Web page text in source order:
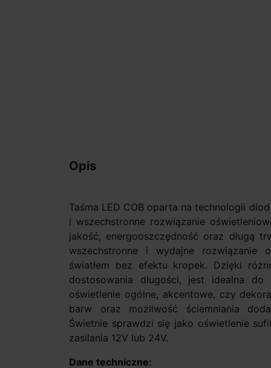
Opis
Taśma LED COB oparta na technologii
i wszechstronne rozwiązanie
jakość, energooszczędność oraz długą
wszechstronne i wydajne rozwiązanie
światłem bez efektu kropek. Dzięki
dostosowania długości, jest idealna
oświetlenie ogólne, akcentowe, czy
barw oraz możliwość ściemniania
Świetnie sprawdzi się jako oświetlenie
zasilania 12V lub 24V.
Dane techniczne: